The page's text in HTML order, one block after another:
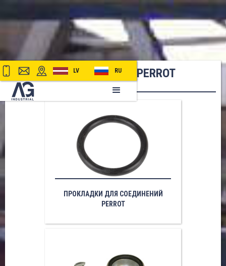
LV RU
БЫСТРЫЕ СОЕДИНЕНИЯ PERROT
ПРОКЛАДКИ ДЛЯ СОЕДИНЕНИЙ
PERROT